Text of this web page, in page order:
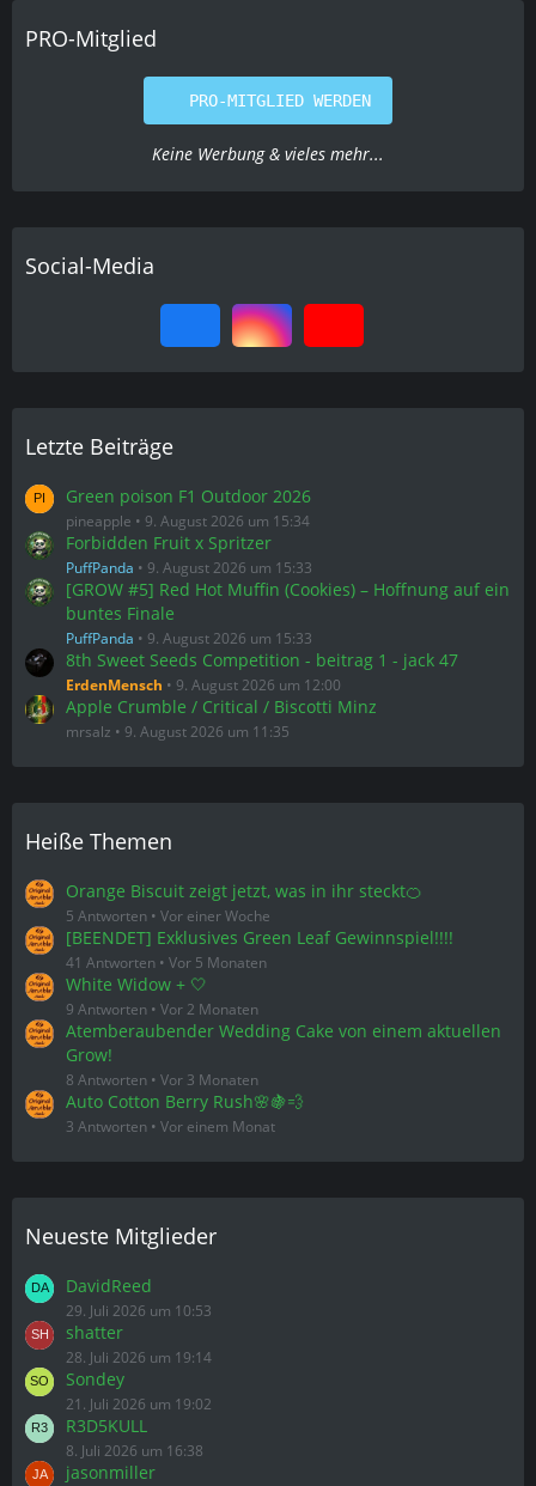
PRO-Mitglied
PRO-MITGLIED WERDEN
Keine Werbung & vieles mehr...
Social-Media
Letzte Beiträge
Green poison F1 Outdoor 2026
pineapple 9. August 2026 um 15:34
Forbidden Fruit x Spritzer
PuffPanda 9. August 2026 um 15:33
[GROW #5] Red Hot Muffin (Cookies) – Hoffnung auf ein
buntes Finale
PuffPanda 9. August 2026 um 15:33
8th Sweet Seeds Competition - beitrag 1 - jack 47
ErdenMensch 9. August 2026 um 12:00
Apple Crumble / Critical / Biscotti Minz
mrsalz 9. August 2026 um 11:35
Heiße Themen
Orange Biscuit zeigt jetzt, was in ihr steckt🍊
5 Antworten Vor einer Woche
[BEENDET] Exklusives Green Leaf Gewinnspiel!!!!
41 Antworten Vor 5 Monaten
White Widow + 🤍
9 Antworten Vor 2 Monaten
Atemberaubender Wedding Cake von einem aktuellen
Grow!
8 Antworten Vor 3 Monaten
Auto Cotton Berry Rush🌸🍇💨
3 Antworten Vor einem Monat
Neueste Mitglieder
DavidReed
29. Juli 2026 um 10:53
shatter
28. Juli 2026 um 19:14
Sondey
21. Juli 2026 um 19:02
R3D5KULL
8. Juli 2026 um 16:38
jasonmiller